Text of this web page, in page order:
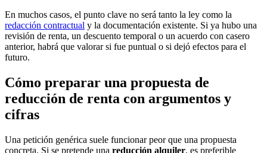
En muchos casos, el punto clave no será tanto la ley como la
redacción contractual y la documentación existente. Si ya hubo una
revisión de renta, un descuento temporal o un acuerdo con casero
anterior, habrá que valorar si fue puntual o si dejó efectos para el
futuro.
Cómo preparar una propuesta de
reducción de renta con argumentos y
cifras
Una petición genérica suele funcionar peor que una propuesta
concreta. Si se pretende una reducción alquiler, es preferible